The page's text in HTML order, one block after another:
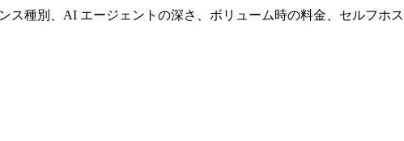
ス種別、AI エージェントの深さ、ボリューム時の料金、セルフホ